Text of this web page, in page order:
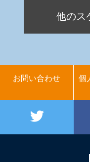
他のス
お問い合わせ 個